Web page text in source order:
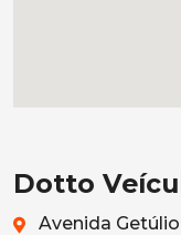
Dotto
Avenida